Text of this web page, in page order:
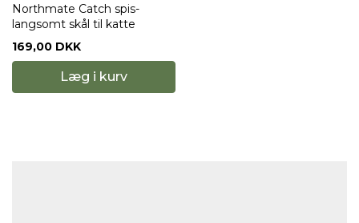
Northmate Catch spis-
langsomt skål til katte
169,00 DKK
Læg i kurv